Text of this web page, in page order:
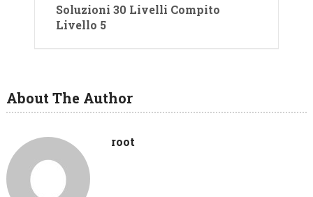
Soluzioni 30 Livelli Compito
Livello 5
About The Author
root